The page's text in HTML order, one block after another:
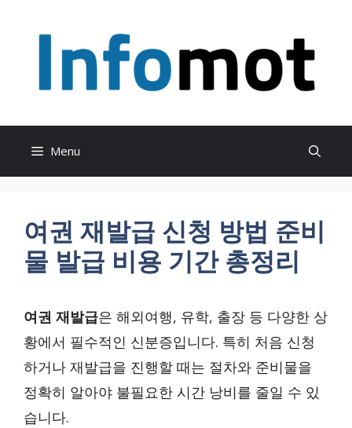
Menu
여권 재발급 신청 방법 준비
물 발급 비용 기간 총정리
여권 재발급은 해외여행, 유학, 출장 등 다양한 상
황에서 필수적인 신분증입니다. 특히 처음 신청
하거나 재발급을 진행할 때는 절차와 준비물을
정확히 알아야 불필요한 시간 낭비를 줄일 수 있
습니다.